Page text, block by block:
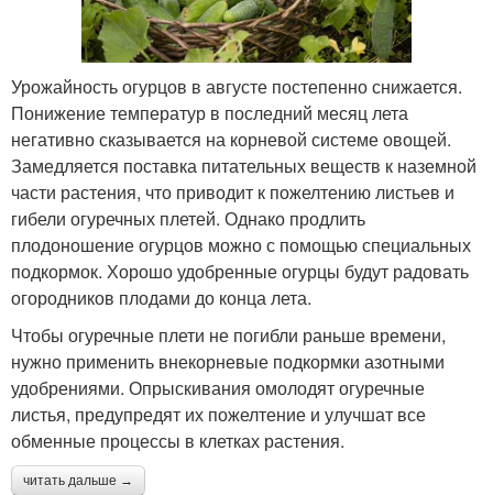
Урожайность огурцов в августе постепенно снижается.
Понижение температур в последний месяц лета
негативно сказывается на корневой системе овощей.
Замедляется поставка питательных веществ к наземной
части растения, что приводит к пожелтению листьев и
гибели огуречных плетей. Однако продлить
плодоношение огурцов можно с помощью специальных
подкормок. Хорошо удобренные огурцы будут радовать
огородников плодами до конца лета.
Чтобы огуречные плети не погибли раньше времени,
нужно применить внекорневые подкормки азотными
удобрениями. Опрыскивания омолодят огуречные
листья, предупредят их пожелтение и улучшат все
обменные процессы в клетках растения.
читать дальше →